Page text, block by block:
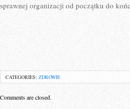
sprawnej organizacji od początku do
CATEGORIES: ZDROWIE
Comments are closed.